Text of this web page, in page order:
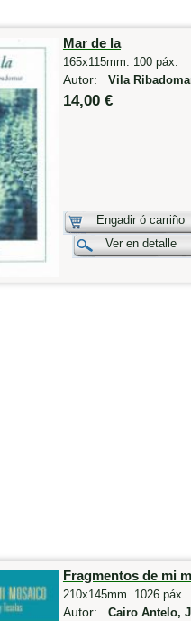
Mar de la
165x115mm. 100 páx.
Autor: Vila
14,00 €
Engadir ó carriño
Ver en detalle
Fragmentos de mi
210x145mm. 1026 páx.
Autor: Cairo Antelo,